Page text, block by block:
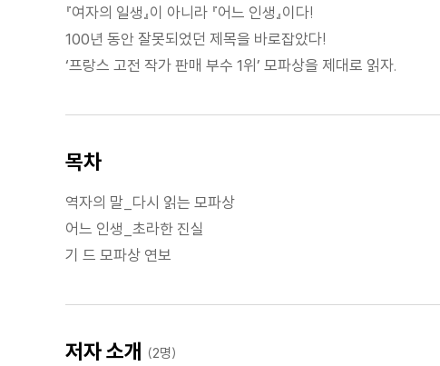
『여자의 일생』이 아니라 『어느 인생』이다!
100년 동안 잘못되었던 제목을 바로잡았다!
‘프랑스 고전 작가 판매 부수 1위’ 모파상을 제대로 읽자.
목차
역자의 말_다시 읽는 모파상
어느 인생_초라한 진실
기 드 모파상 연보
저자 소개 (2명)